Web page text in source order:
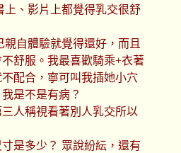
上、影片上都覺得乳交很舒
親自體驗就覺得還好，而且
舒服。我最喜歡騎乘+衣著
配合，寧可叫我插她小穴
是不是有病？
人稱視看著別人乳交所以
是多少？ 眾說紛紜，還有